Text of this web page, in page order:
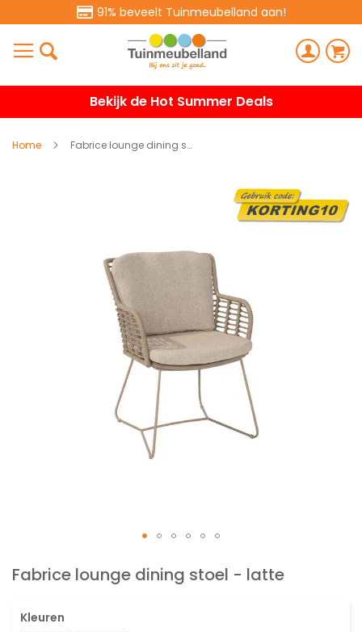
91% beveelt Tuinmeubelland aan!
Bekijk de Hot Summer Deals
Home Fabrice lounge dining stoel - latte
Fabrice lounge dining stoel - latte
naar
van
Kleuren